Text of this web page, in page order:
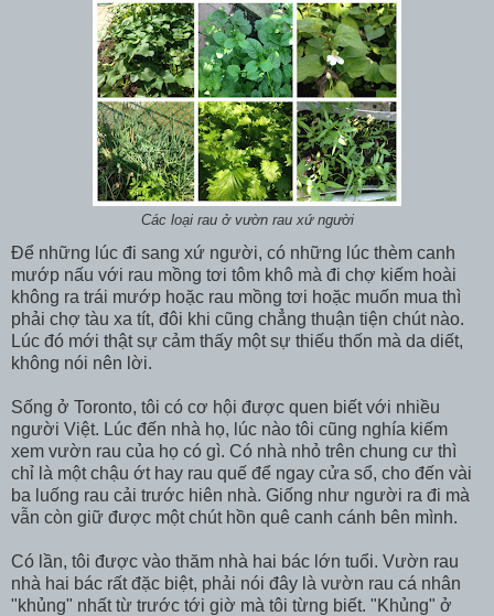
Các loại rau ở vườn rau xứ người
Để những lúc đi sang xứ người, có những lúc thèm canh
mướp nấu với rau mồng tơi tôm khô mà đi chợ kiếm hoài
không ra trái mướp hoặc rau mồng tơi hoặc muốn mua thì
phải chợ tàu xa tít, đôi khi cũng chẳng thuận tiện chút nào.
Lúc đó mới thật sự cảm thấy một sự thiếu thốn mà da diết,
không nói nên lời.
Sống ở Toronto, tôi có cơ hội được quen biết với nhiều
người Việt. Lúc đến nhà họ, lúc nào tôi cũng nghía kiếm
xem vườn rau của họ có gì. Có nhà nhỏ trên chung cư thì
chỉ là một chậu ớt hay rau quế để ngay cửa sổ, cho đến vài
ba luống rau cải trước hiên nhà. Giống như người ra đi mà
vẫn còn giữ được một chút hồn quê canh cánh bên mình.
Có lần, tôi được vào thăm nhà hai bác lớn tuổi. Vườn rau
nhà hai bác rất đặc biệt, phải nói đây là vườn rau cá nhân
"khủng" nhất từ trước tới giờ mà tôi từng biết. "Khủng" ở